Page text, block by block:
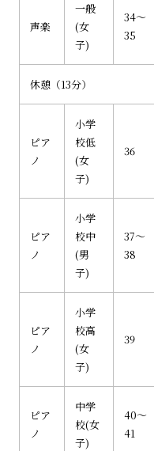
声楽
一般
(女
子)
34～
35
休憩（13分）
ピア
ノ
小学
校低
(女
子)
36
ピア
ノ
小学
校中
(男
子)
37～
38
ピア
ノ
小学
校高
(女
子)
39
ピア
ノ
中学
校(女
子)
40～
41